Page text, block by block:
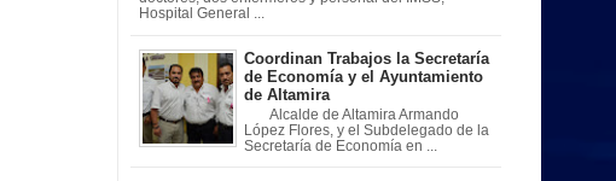
Hospital General ...
Coordinan Trabajos la Secretaría
de Economía y el Ayuntamiento
de Altamira
Alcalde de Altamira Armando
López Flores, y el Subdelegado de la
Secretaría de Economía en ...